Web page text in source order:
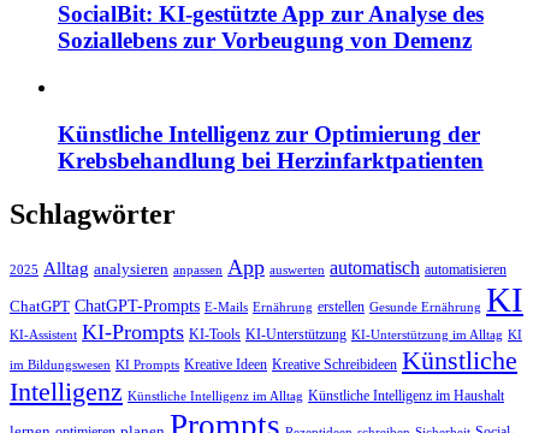
SocialBit: KI-gestützte App zur Analyse des
Soziallebens zur Vorbeugung von Demenz
Künstliche Intelligenz zur Optimierung der
Krebsbehandlung bei Herzinfarktpatienten
Schlagwörter
2025 Alltag analysieren anpassen App auswerten automatisch automatisieren
ChatGPT ChatGPT-Prompts E-Mails Ernährung erstellen Gesunde Ernährung KI
KI-Assistent KI-Prompts KI-Tools KI-Unterstützung KI-Unterstützung im Alltag KI
im Bildungswesen KI Prompts Kreative Ideen Kreative Schreibideen Künstliche
Intelligenz Künstliche Intelligenz im Alltag Künstliche Intelligenz im Haushalt
Prompts